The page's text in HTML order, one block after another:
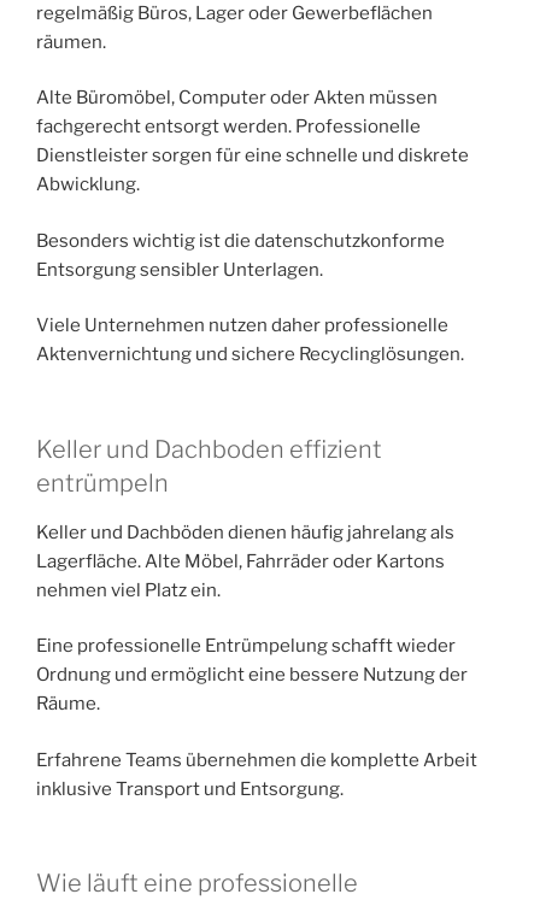
regelmäßig Büros, Lager oder Gewerbeflächen
räumen.
Alte Büromöbel, Computer oder Akten müssen
fachgerecht entsorgt werden. Professionelle
Dienstleister sorgen für eine schnelle und diskrete
Abwicklung.
Besonders wichtig ist die datenschutzkonforme
Entsorgung sensibler Unterlagen.
Viele Unternehmen nutzen daher professionelle
Aktenvernichtung und sichere Recyclinglösungen.
Keller und Dachboden effizient
entrümpeln
Keller und Dachböden dienen häufig jahrelang als
Lagerfläche. Alte Möbel, Fahrräder oder Kartons
nehmen viel Platz ein.
Eine professionelle Entrümpelung schafft wieder
Ordnung und ermöglicht eine bessere Nutzung der
Räume.
Erfahrene Teams übernehmen die komplette Arbeit
inklusive Transport und Entsorgung.
Wie läuft eine professionelle